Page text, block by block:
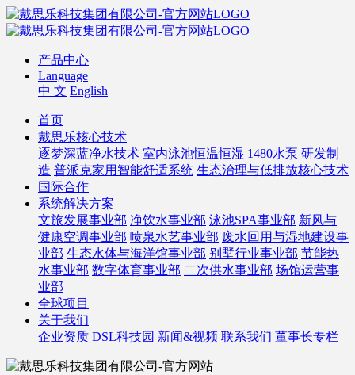
产品中心
Language
中 文 English
首页
戴思乐核心技术
逐梦深蓝净水技术 室内泳池恒温恒湿 1480水泵 研发制
造 普派克家用智能舒适系统 生态治理与低排放核心技术
国际合作
系统解决方案
文旅发展事业部 净饮水事业部 泳池SPA事业部 新风与
健康空调事业部 喷泉水艺事业部 废水回用与湿地建设事
业部 生态水体与海洋馆事业部 别墅行业事业部 节能热
水事业部 数字体育事业部 二次供水事业部 场馆运营事
业部
全球项目
关于我们
企业资质 DSL科技园 新闻&视频 联系我们 董事长专栏